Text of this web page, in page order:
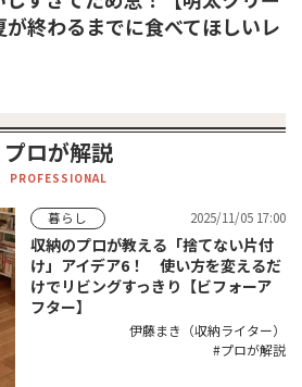
終わるまでに食べてほしいレ
プロが解説
PROFESSIONAL
暮らし 2025/11/05 17:00
収納のプロが教える「捨てない片付
け」アイデア6！ 使い方を変えるだ
けでリビングすっきり【ビフォーア
フター】
伊藤まき（収納ライター）
プロが解説